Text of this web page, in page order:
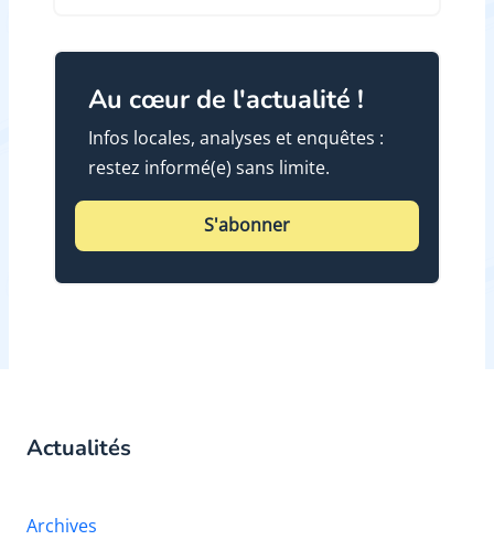
Au cœur de l'actualité !
Infos locales, analyses et enquêtes :
restez informé(e) sans limite.
S'abonner
Actualités
Archives